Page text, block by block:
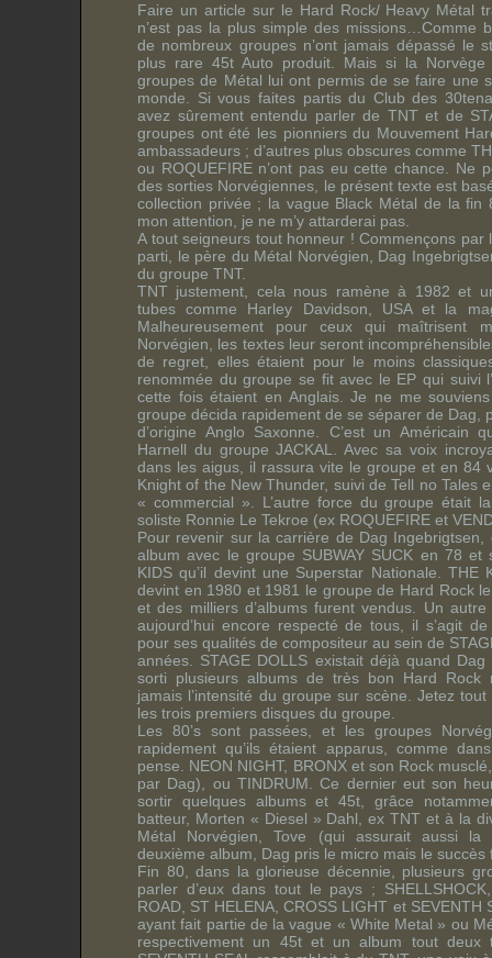
Faire un article sur le Hard Rock/ Heavy Métal
n’est pas la plus simple des missions…Comme
de nombreux groupes n’ont jamais dépassé le
plus rare 45t Auto produit. Mais si la
groupes de Métal lui ont permis de se faire une
monde. Si vous faites partis du Club des
avez sûrement entendu parler de TNT et de
groupes ont été les pionniers du Mouvement
ambassadeurs ; d’autres plus obscures comme
ou ROQUEFIRE n’ont pas eu cette chance. Ne
des sorties Norvégiennes, le présent texte est
collection privée ; la vague Black Métal de la fin
mon attention, je ne m’y attarderai pas.
A tout seigneurs tout honneur ! Commençons par
parti, le père du Métal Norvégien, Dag
du groupe TNT.
TNT justement, cela nous ramène à 1982 et
tubes comme Harley Davidson, USA et la
Malheureusement pour ceux qui maîtrisent
Norvégien, les textes leur seront
de regret, elles étaient pour le moins
renommée du groupe se fit avec le EP qui suivi
cette fois étaient en Anglais. Je ne me
groupe décida rapidement de se séparer de Dag,
d’origine Anglo Saxonne. C’est un Américain
Harnell du groupe JACKAL. Avec sa voix
dans les aigus, il rassura vite le groupe et en 84
Knight of the New Thunder, suivi de Tell no Tales
« commercial ». L’autre force du groupe était
soliste Ronnie Le Tekroe (ex ROQUEFIRE et
Pour revenir sur la carrière de Dag Ingebrigtsen,
album avec le groupe SUBWAY SUCK en 78 et
KIDS qu’il devint une Superstar Nationale. THE
devint en 1980 et 1981 le groupe de Hard Rock
et des milliers d’albums furent vendus. Un
aujourd’hui encore respecté de tous, il s’agit
pour ses qualités de compositeur au sein de
années. STAGE DOLLS existait déjà quand
sorti plusieurs albums de très bon Hard Rock
jamais l’intensité du groupe sur scène. Jetez
les trois premiers disques du groupe.
Les 80’s sont passées, et les groupes
rapidement qu’ils étaient apparus, comme
pense. NEON NIGHT, BRONX et son Rock
par Dag), ou TINDRUM. Ce dernier eut son
sortir quelques albums et 45t, grâce
batteur, Morten « Diesel » Dahl, ex TNT et à la
Métal Norvégien, Tove (qui assurait aussi
deuxième album, Dag pris le micro mais le
Fin 80, dans la glorieuse décennie, plusieurs
parler d’eux dans tout le pays ;
ROAD, ST HELENA, CROSS LIGHT et SEVENTH
ayant fait partie de la vague « White Metal » ou
respectivement un 45t et un album tout deux